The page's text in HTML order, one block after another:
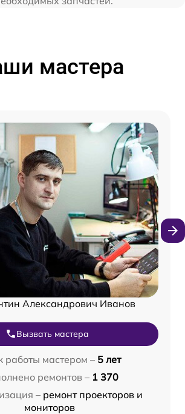
мастера
Александрович Иванов
Вызвать мастера
работы мастером – 5 лет
ремонтов – 1 370
– ремонт проекторов и
мониторов